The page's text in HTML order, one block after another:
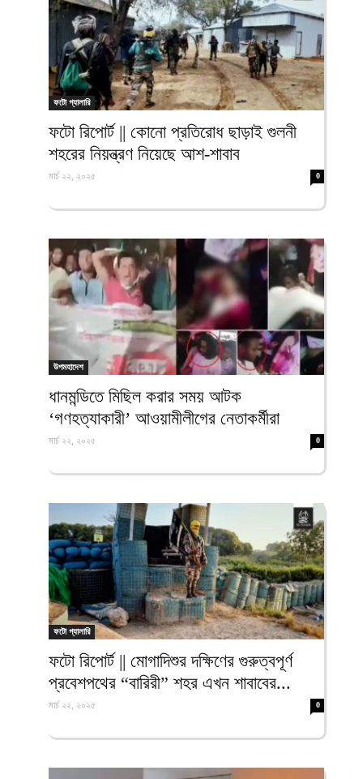
ফটো গ্যালারি
ফটো রিপোর্ট || কোনো প্রতিরোধ ছাড়াই গুলনী
শহরের নিয়ন্ত্রণ নিয়েছে আশ-শাবাব
মার্চ ২২, ২০২৫ 0
উপমহাদেশ
ধানমন্ডিতে মিছিল করার সময় আটক
‘গণহত্যাকারী’ আওয়ামীলীগের নেতাকর্মীরা
মার্চ ২২, ২০২৫ 0
ফটো গ্যালারি
ফটো রিপোর্ট || মোগাদিশুর দক্ষিণের গুরুত্বপূর্ণ
প্রবেশপথের “বারিরী” শহর এখন শাবাবের...
মার্চ ২২, ২০২৫ 0